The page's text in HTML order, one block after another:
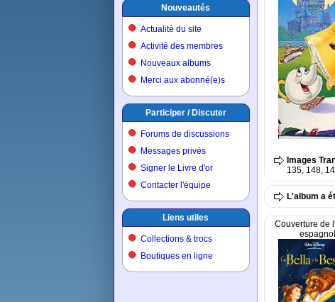
Nouveautés
Actualité du site
Activité des membres
Nouveaux albums
Merci aux abonné(e)s
Participer / Discuter
Forums de discussions
Messages privés
Signer le Livre d'or
Contacter l'équipe
Liens utiles
Collections & trocs
Boutiques en ligne
Images
135, 148,
L'album a
Couverture de
espagnol